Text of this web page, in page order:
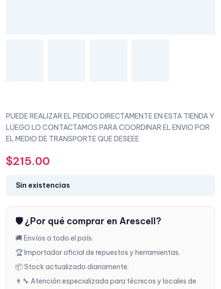
PUEDE REALIZAR EL PEDIDO DIRECTAMENTE EN ESTA TIENDA Y
LUEGO LO CONTACTAMOS PARA COORDINAR EL ENVIO POR
EL MEDIO DE TRANSPORTE QUE DESEEE
$215.00
Sin existencias
🛡️ ¿Por qué comprar en Arescell?
🚚 Envíos a todo el país.
🏆 Importador oficial de repuestos y herramientas.
📦 Stock actualizado diariamente.
👨‍🔧 Atención especializada para técnicos y locales de